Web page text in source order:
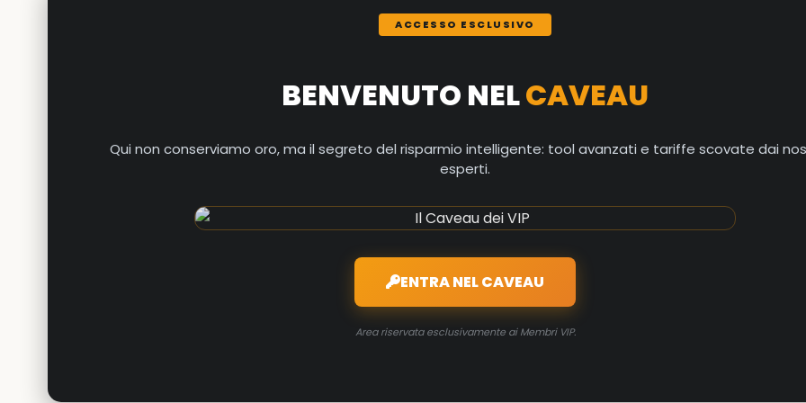
ACCESSO ESCLUSIVO
BENVENUTO NELCAVEAU
Qui non conserviamo oro, ma il segreto del risparmio intelligente: tool avanzati e tariffe scovate dai
esperti.
ENTRA NEL CAVEAU
Area riservata esclusivamente ai Membri VIP.